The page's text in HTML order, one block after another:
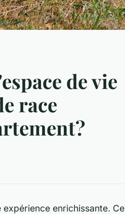
de vie
race
enrichissante. Ce